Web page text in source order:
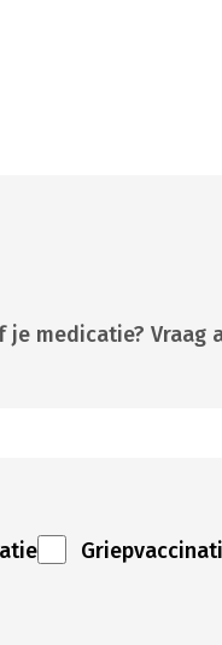
medicatie? Vraag